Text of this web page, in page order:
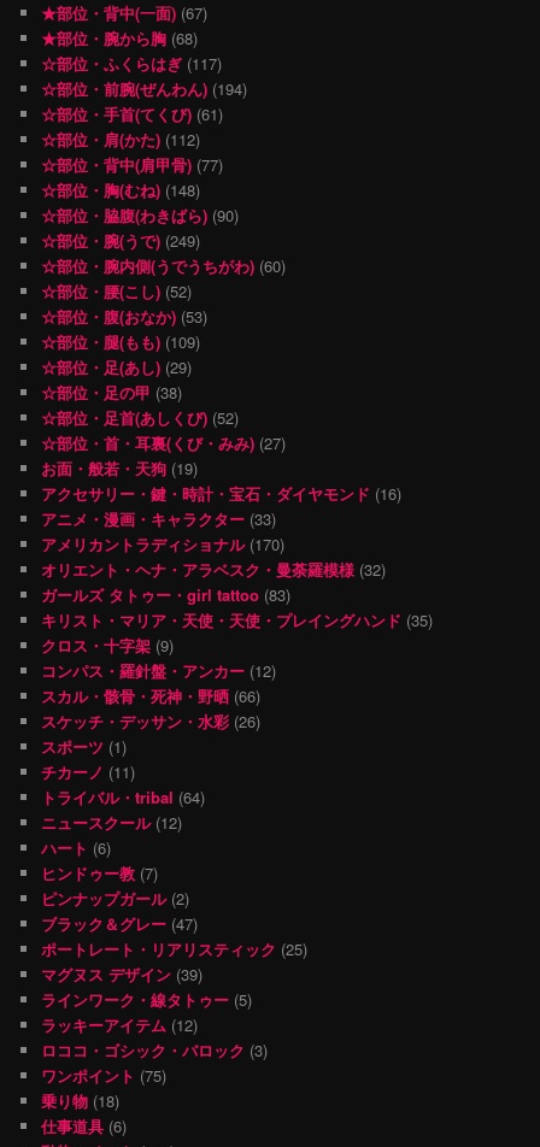
★部位・背中(一面) (67)
★部位・腕から胸 (68)
☆部位・ふくらはぎ (117)
☆部位・前腕(ぜんわん) (194)
☆部位・手首(てくび) (61)
☆部位・肩(かた) (112)
☆部位・背中(肩甲骨) (77)
☆部位・胸(むね) (148)
☆部位・脇腹(わきばら) (90)
☆部位・腕(うで) (249)
☆部位・腕内側(うでうちがわ) (60)
☆部位・腰(こし) (52)
☆部位・腹(おなか) (53)
☆部位・腿(もも) (109)
☆部位・足(あし) (29)
☆部位・足の甲 (38)
☆部位・足首(あしくび) (52)
☆部位・首・耳裏(くび・みみ) (27)
お面・般若・天狗 (19)
アクセサリー・鍵・時計・宝石・ダイヤモンド (16)
アニメ・漫画・キャラクター (33)
アメリカントラディショナル(170)
オリエント・ヘナ・アラベスク・曼荼羅模様 (32)
ガールズ タトゥー・girl tattoo (83)
キリスト・マリア・天使・天使・プレイングハンド (35)
クロス・十字架 (9)
コンパス・羅針盤・アンカー (12)
スカル・骸骨・死神・野晒 (66)
スケッチ・デッサン・水彩 (26)
スポーツ (1)
チカーノ (11)
トライバル・tribal (64)
ニュースクール(12)
ハート (6)
ヒンドゥー教 (7)
ピンナップガール(2)
ブラック＆グレー (47)
ポートレート・リアリスティック (25)
マグヌス デザイン (39)
ラインワーク・線タトゥー (5)
ラッキーアイテム (12)
ロココ・ゴシック・バロック (3)
ワンポイント (75)
乗り物 (18)
仕事道具 (6)